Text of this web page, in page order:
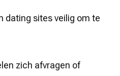
dating sites veilig om te
zich afvragen of